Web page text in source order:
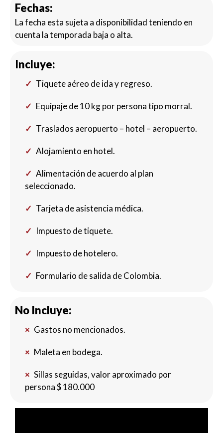
Fechas:
La fecha esta sujeta a disponibilidad teniendo en
cuenta la temporada baja o alta.
Incluye:
Tiquete aéreo de ida y regreso.
Equipaje de 10 kg por persona tipo morral.
Traslados aeropuerto – hotel – aeropuerto.
Alojamiento en hotel.
Alimentación de acuerdo al plan
seleccionado.
Tarjeta de asistencia médica.
Impuesto de tiquete.
Impuesto de hotelero.
Formulario de salida de Colombia.
No Incluye:
Gastos no mencionados.
Maleta en bodega.
Sillas seguidas, valor aproximado por
persona $ 180.000